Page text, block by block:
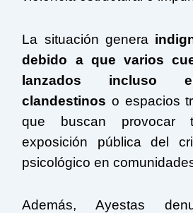
La situación genera
debido a que varios
lanzados incluso
clandestinos o espacios
que buscan provocar
exposición pública del
psicológico en
Además, Ayestas